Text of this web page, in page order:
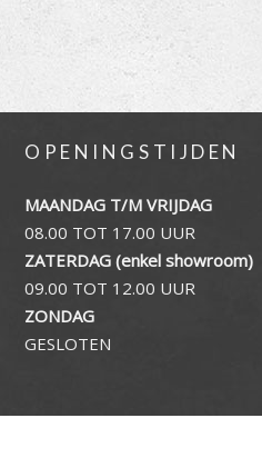
OPENINGSTIJDEN
MAANDAG T/M VRIJDAG
08.00 TOT 17.00 UUR
ZATERDAG (enkel showroom)
09.00 TOT 12.00 UUR
ZONDAG
GESLOTEN